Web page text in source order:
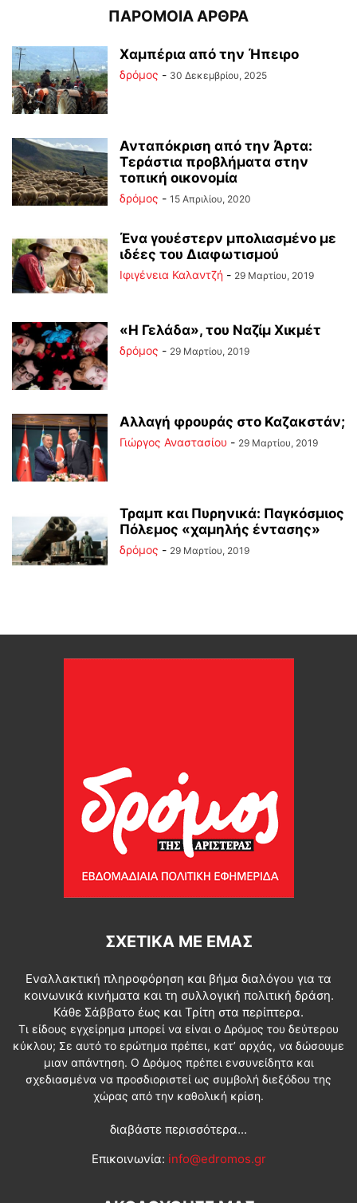
ΠΑΡΟΜΟΙΑ ΑΡΘΡΑ
Χαμπέρια από την Ήπειρο
δρόμος - 30 Δεκεμβρίου, 2025
Ανταπόκριση από την Άρτα:
Τεράστια προβλήματα στην
τοπική οικονομία
δρόμος - 15 Απριλίου, 2020
Ένα γουέστερν μπολιασμένο με
ιδέες του Διαφωτισμού
Ιφιγένεια Καλαντζή - 29 Μαρτίου, 2019
«Η Γελάδα», του Ναζίμ Χικμέτ
δρόμος - 29 Μαρτίου, 2019
Αλλαγή φρουράς στο Καζακστάν;
Γιώργος Αναστασίου - 29 Μαρτίου, 2019
Τραμπ και Πυρηνικά: Παγκόσμιος
Πόλεμος «χαμηλής έντασης»
δρόμος - 29 Μαρτίου, 2019
ΣΧΕΤΙΚΆ ΜΕ ΕΜΆΣ
Εναλλακτική πληροφόρηση και βήμα διαλόγου για τα
κοινωνικά κινήματα και τη συλλογική πολιτική δράση.
Κάθε Σάββατο έως και Τρίτη στα περίπτερα.
Τι είδους εγχείρημα μπορεί να είναι ο Δρόμος του δεύτερου
κύκλου; Σε αυτό το ερώτημα πρέπει, κατ’ αρχάς, να δώσουμε
μιαν απάντηση. Ο Δρόμος πρέπει ενσυνείδητα και
σχεδιασμένα να προσδιοριστεί ως συμβολή διεξόδου της
χώρας από την καθολική κρίση.
διαβάστε περισσότερα...
Επικοινωνία: info@edromos.gr